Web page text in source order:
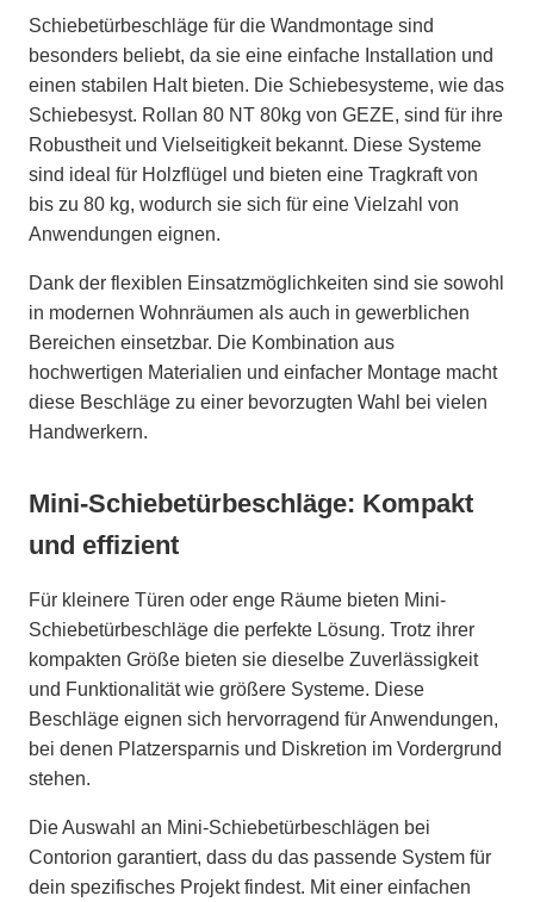
Schiebetürbeschläge für die Wandmontage sind
besonders beliebt, da sie eine einfache Installation und
einen stabilen Halt bieten. Die Schiebesysteme, wie das
Schiebesyst. Rollan 80 NT 80kg von GEZE, sind für ihre
Robustheit und Vielseitigkeit bekannt. Diese Systeme
sind ideal für Holzflügel und bieten eine Tragkraft von
bis zu 80 kg, wodurch sie sich für eine Vielzahl von
Anwendungen eignen.
Dank der flexiblen Einsatzmöglichkeiten sind sie sowohl
in modernen Wohnräumen als auch in gewerblichen
Bereichen einsetzbar. Die Kombination aus
hochwertigen Materialien und einfacher Montage macht
diese Beschläge zu einer bevorzugten Wahl bei vielen
Handwerkern.
Mini-Schiebetürbeschläge: Kompakt
und effizient
Für kleinere Türen oder enge Räume bieten Mini-
Schiebetürbeschläge die perfekte Lösung. Trotz ihrer
kompakten Größe bieten sie dieselbe Zuverlässigkeit
und Funktionalität wie größere Systeme. Diese
Beschläge eignen sich hervorragend für Anwendungen,
bei denen Platzersparnis und Diskretion im Vordergrund
stehen.
Die Auswahl an Mini-Schiebetürbeschlägen bei
Contorion garantiert, dass du das passende System für
dein spezifisches Projekt findest. Mit einer einfachen